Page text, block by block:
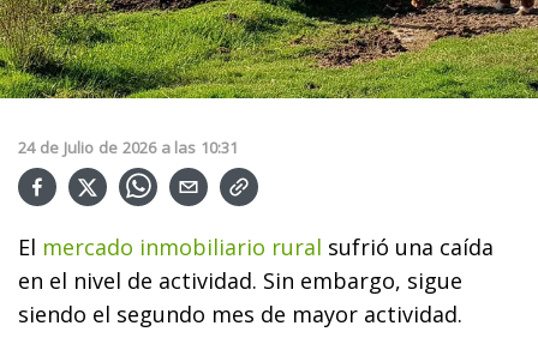
24 de Julio de 2026 a las 10:31
El mercado inmobiliario rural sufrió una caída
en el nivel de actividad. Sin embargo, sigue
siendo el segundo mes de mayor actividad.